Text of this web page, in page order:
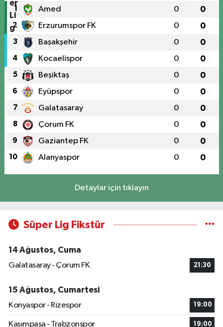
1 Amed 0 0
2 Erzurumspor FK 0 0
3 Başakşehir 0 0
4 Kocaelispor 0 0
5 Beşiktaş 0 0
6 Eyüpspor 0 0
7 Galatasaray 0 0
8 Çorum FK 0 0
9 Gaziantep FK 0 0
10 Alanyaspor 0 0
Detaylar için tıklayın
Süper Lig Fikstür
14 Ağustos, Cuma
Galatasaray - Çorum FK
21:30
15 Ağustos, Cumartesi
Konyaspor - Rizespor
19:00
Kasımpaşa - Trabzonspor 19:00